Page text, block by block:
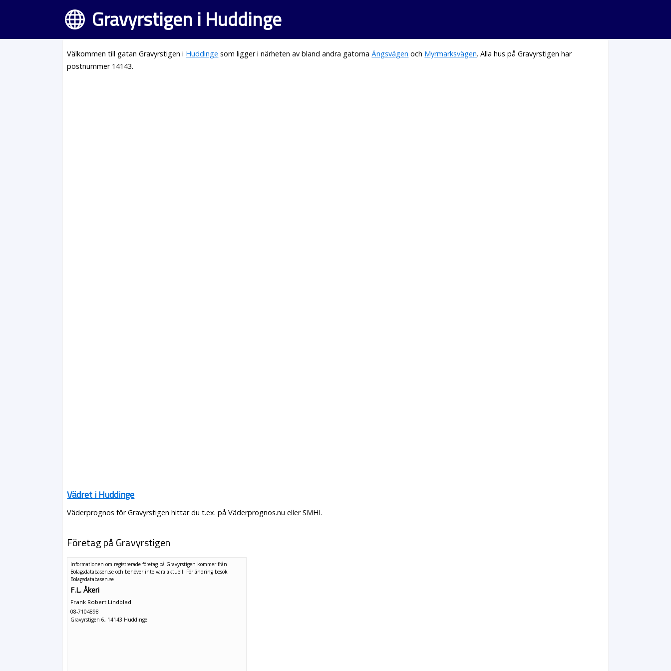
Gravyrstigen i Huddinge
Välkommen till gatan Gravyrstigen i Huddinge som ligger i närheten av bland andra gatornaÄngsvägen och Myrmarksvägen. Alla hus på Gravyrstigen har
postnummer 14143.
Vädret i Huddinge
Väderprognos för Gravyrstigen hittar du t.ex. på Väderprognos.nu eller SMHI.
Företag på Gravyrstigen
Informationen om registrerade företag på Gravyrstigen kommer från
Bolagsdatabasen.se och behöver inte vara aktuell. För ändring besök
Bolagsdatabasen.se
F.L. Åkeri
Frank Robert Lindblad
08-7104898
Gravyrstigen 6, 14143 Huddinge